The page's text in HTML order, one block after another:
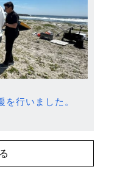
行いました。